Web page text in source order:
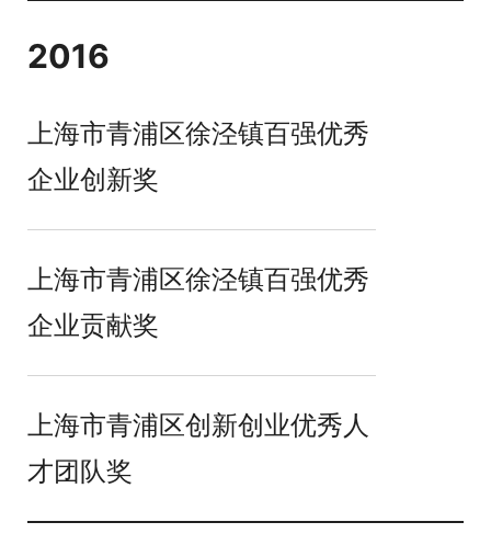
2016
上海市青浦区徐泾镇百强优秀
企业创新奖
上海市青浦区徐泾镇百强优秀
企业贡献奖
上海市青浦区创新创业优秀人
才团队奖